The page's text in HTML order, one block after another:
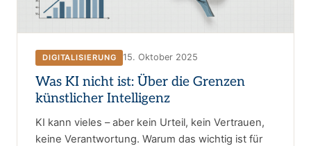
DIGITALISIERUNG 15. Oktober 2025
Was KI nicht ist: Über die Grenzen
künstlicher Intelligenz
KI kann vieles – aber kein Urteil, kein Vertrauen,
keine Verantwortung. Warum das wichtig ist für